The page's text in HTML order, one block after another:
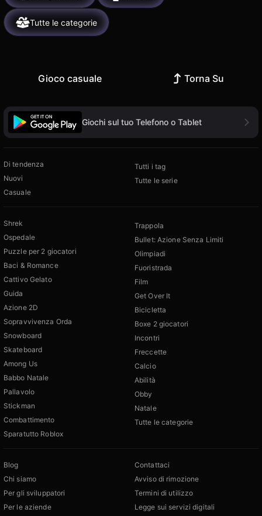
Tutte le categorie
Gioco casuale Torna Su
Giochi sul tuo Telefono o Tablet
Di tendenza
Nuovi
Casuale
Tutti i tag
Tutte le serie
Shrek
Ospedale
Puzzle per 2 giocatori
Baci & Romance
Cattivo Gelato
Guida
Azione 2D
Sopravvivenza Orda
Snowboard
Skateboard
Among Us
Babbo Natale
Pallavolo
Stickman
Combattimento
Sparatutto Roblox
Trappola
Bullet: Azione Senza Limiti
Olimpiadi
Fuoristrada
Film
Get Over It
Bicicletta
Boxe 2 giocatori
Incontri
Freccette
Calcio
Abilità
Obby
Natale
Tutte le categorie
Blog
Chi siamo
Per gli sviluppatori
Per le aziende
Contattaci
Avviso di rimozione
Termini di utilizzo
Legge sui servizi digitali